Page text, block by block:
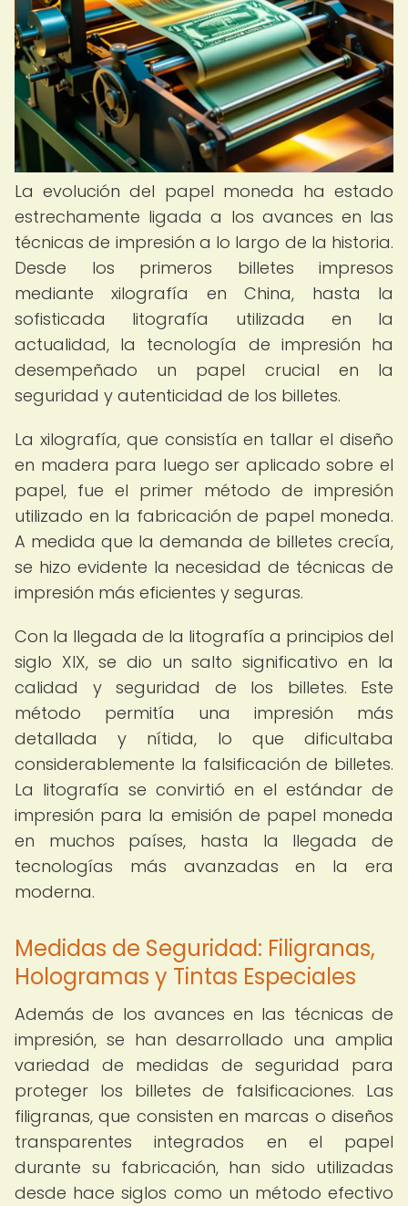
La evolución del papel moneda ha estado
estrechamente ligada a los avances en las
técnicas de impresión a lo largo de la historia.
Desde los primeros billetes impresos
mediante xilografía en China, hasta la
sofisticada litografía utilizada en la
actualidad, la tecnología de impresión ha
desempeñado un papel crucial en la
seguridad y autenticidad de los billetes.
La xilografía, que consistía en tallar el diseño
en madera para luego ser aplicado sobre el
papel, fue el primer método de impresión
utilizado en la fabricación de papel moneda.
A medida que la demanda de billetes crecía,
se hizo evidente la necesidad de técnicas de
impresión más eficientes y seguras.
Con la llegada de la litografía a principios del
siglo XIX, se dio un salto significativo en la
calidad y seguridad de los billetes. Este
método permitía una impresión más
detallada y nítida, lo que dificultaba
considerablemente la falsificación de billetes.
La litografía se convirtió en el estándar de
impresión para la emisión de papel moneda
en muchos países, hasta la llegada de
tecnologías más avanzadas en la era
moderna.
Medidas de Seguridad: Filigranas,
Hologramas y Tintas Especiales
Además de los avances en las técnicas de
impresión, se han desarrollado una amplia
variedad de medidas de seguridad para
proteger los billetes de falsificaciones. Las
filigranas, que consisten en marcas o diseños
transparentes integrados en el papel
durante su fabricación, han sido utilizadas
desde hace siglos como un método efectivo